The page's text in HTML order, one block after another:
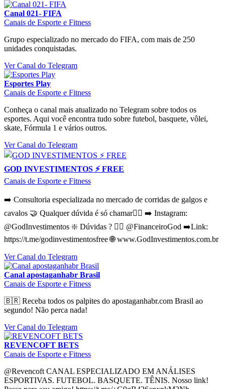
Canal 021- FIFA
Canais de Esporte e Fitness
Grupo especializado no mercado do FIFA, com mais de 250
unidades conquistadas.
Ver Canal do Telegram
Esportes Play
Canais de Esporte e Fitness
Conheça o canal mais atualizado no Telegram sobre todos os
esportes. Aqui você encontra tudo sobre futebol, basquete, vôlei,
skate, Fórmula 1 e vários outros.
Ver Canal do Telegram
GOD INVESTIMENTOS ⚡️ FREE
Canais de Esporte e Fitness
➡️ Consultoria especializada no mercado de corridas de galgos e
cavalos 🤝 Qualquer dúvida é só chamar👇🏽 ➡️ Instagram:
@GodInvestimentos ❇️ Dúvidas ? 👉🏻 @FinanceiroGod ➡️Link:
https://t.me/godinvestimentosfree 🌐 www.GodInvestimentos.com.br
Ver Canal do Telegram
Canal apostaganhabr Brasil
Canais de Esporte e Fitness
🇧🇷 Receba todos os palpites do apostaganhabr.com Brasil ao
segundo! Não perca nada!
Ver Canal do Telegram
REVENCOFT BETS
Canais de Esporte e Fitness
@Revencoft CANAL ESPECIALIZADO EM ANÁLISES
ESPORTIVAS. FUTEBOL. BASQUETE. TÊNIS. Nosso link!